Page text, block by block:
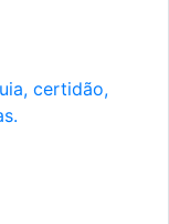
certidão,